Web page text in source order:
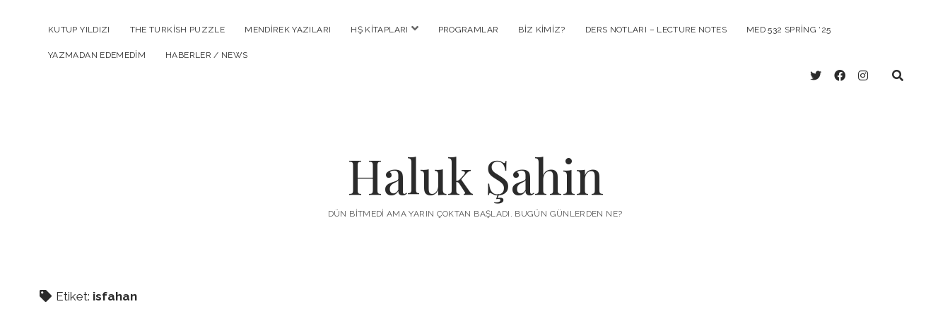
KUTUP YILDIZI THE TURKISH PUZZLE MENDIREK YAZILARI HŞ KITAPLARI menüyüPROGRAMLAR BIZ KIMIZ? DERS NOTLARI – LECTURE NOTES MED 532 SPRING ‘25
YAZMADAN EDEMEDIM HABERLER / NEWS
twitterfacebook
instagram
Haluk Şahin
DÜN BITMEDI AMA YARIN ÇOKTAN BAŞLADI. BUGÜN GÜNLERDEN NE?
Etiket: isfahan